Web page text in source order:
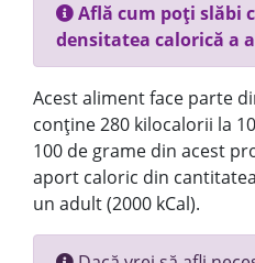
Află cum poți slăbi
densitatea calorică a
Acest aliment face parte
conține 280 kilocalorii la
100 de grame din acest
aport caloric din
un adult (2000 kCal).